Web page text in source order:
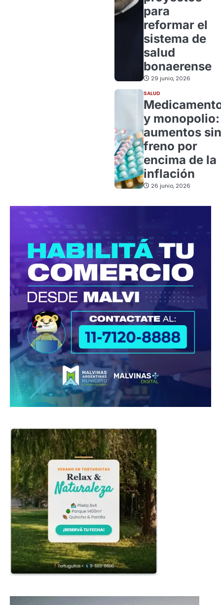
para
reformar el
sistema de
salud
bonaerense
29 junio, 2026
SALUD
y monopolio:
aumentos sin
freno por
encima de la
inflación
26 junio, 2026